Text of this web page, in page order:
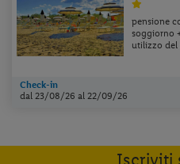
pensione
soggiorno
utilizzo del
Check-in
dal 23/08/26al 22/09/26
Iscriviti